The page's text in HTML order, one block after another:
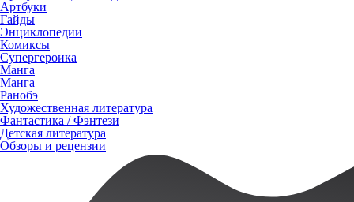
Артбуки
Гайды
Энциклопедии
Комиксы
Супергероика
Манга
Манга
Ранобэ
Художественная литература
Фантастика / Фэнтези
Детская литература
Обзоры и рецензии